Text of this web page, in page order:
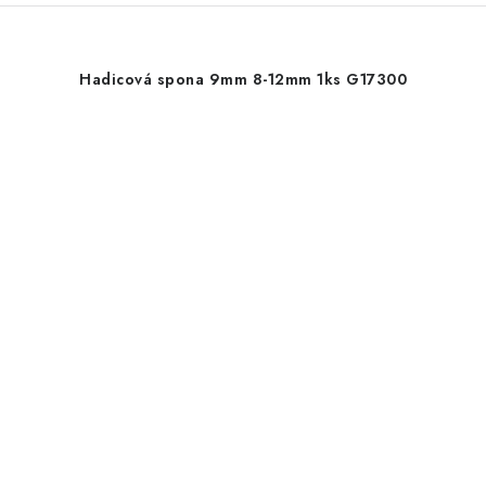
Hadicová spona 9mm 8-12mm 1ks G17300